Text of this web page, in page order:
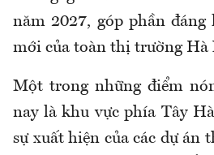
năm 2027, góp phần đáng
mới của toàn thị trường Hà
Một trong những điểm
nay là khu vực phía Tây
sự xuất hiện của các dự án